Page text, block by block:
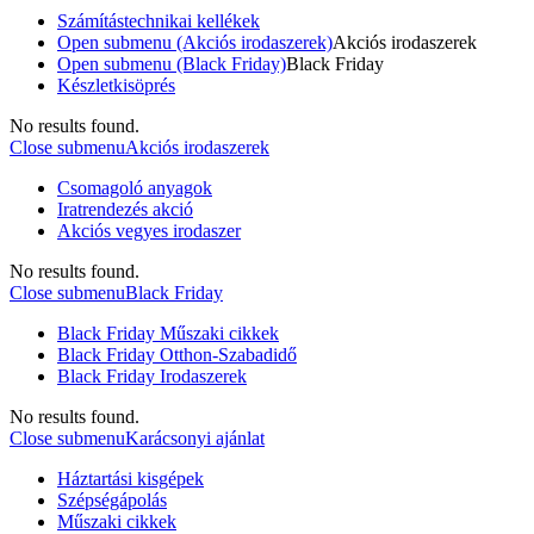
Számítástechnikai kellékek
Open submenu (Akciós irodaszerek)Akciós irodaszerek
Open submenu (Black Friday)Black Friday
Készletkisöprés
No results found.
Close submenuAkciós irodaszerek
Csomagoló anyagok
Iratrendezés akció
Akciós vegyes irodaszer
No results found.
Close submenuBlack Friday
Black Friday Műszaki cikkek
Black Friday Otthon-Szabadidő
Black Friday Irodaszerek
No results found.
Close submenuKarácsonyi ajánlat
Háztartási kisgépek
Szépségápolás
Műszaki cikkek